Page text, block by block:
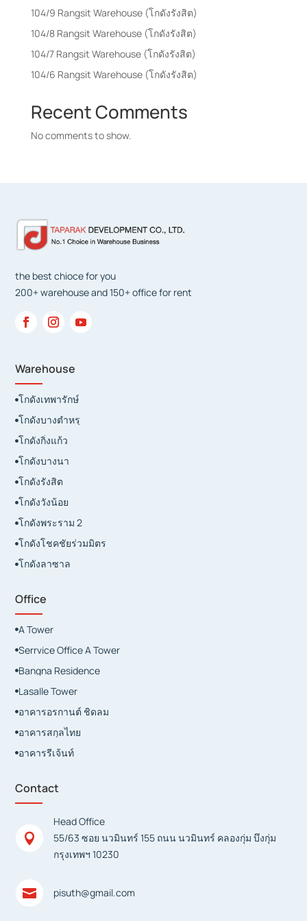
104/9 Rangsit Warehouse (โกดังรังสิต)
104/8 Rangsit Warehouse (โกดังรังสิต)
104/7 Rangsit Warehouse (โกดังรังสิต)
104/6 Rangsit Warehouse (โกดังรังสิต)
Recent Comments
No comments to show.
the best chioce for you
200+ warehouse and 150+ office for rent
Warehouse
โกดังเทพารักษ์
โกดังบางตำหรุ
โกดังกิ่งแก้ว
โกดังบางนา
โกดังรังสิต
โกดังวังน้อย
โกดังพระราม 2
โกดังโชคชัยร่วมมิตร
โกดังลาซาล
Office
A Tower
Serrvice Office A Tower
 Bangna Residence
 Lasalle Tower
 อาคารอรกานต์ ชิดลม
 อาคารสกุลไทย
 อาคารรีเจ้นท์
Contact

Head Office
55/63 ซอย นวมินทร์ 155 ถนน นวมินทร์ คลองกุ่ม บึงกุ่ม
กรุงเทพฯ 10230
 pisuth@gmail.com